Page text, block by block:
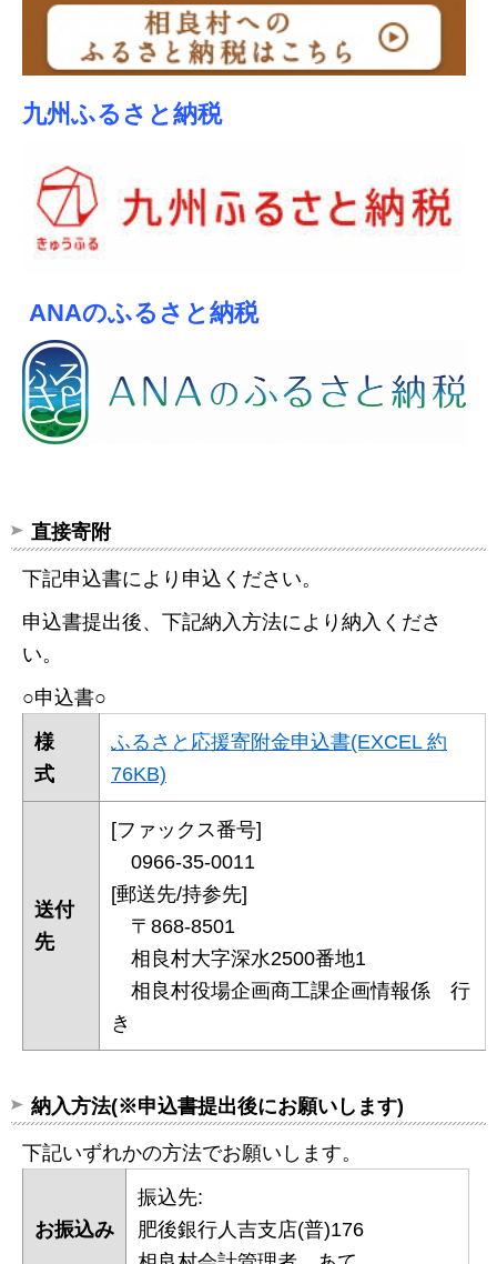
九州ふるさと納税
ANAのふるさと納税
直接寄附
下記申込書により申込ください。
申込書提出後、下記納入方法により納入くださ
い。
○申込書○
様
式
ふるさと応援寄附金申込書(EXCEL 約
76KB)
送付
先
[ファックス番号]
0966-35-0011
[郵送先/持参先]
〒868-8501
相良村大字深水2500番地1
相良村役場企画商工課企画情報係 行
き
納入方法(※申込書提出後にお願いします)
下記いずれかの方法でお願いします。
お振込み
振込先:
肥後銀行人吉支店(普)176